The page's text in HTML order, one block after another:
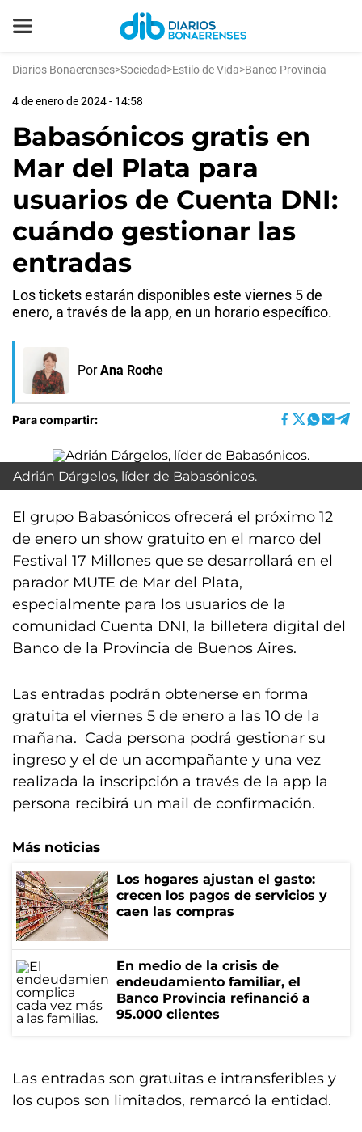
Diarios Bonaerenses>Sociedad>Estilo de Vida>Banco Provincia
4 de enero de 2024 - 14:58
Babasónicos gratis en
Mar del Plata para
usuarios de Cuenta DNI:
cuándo gestionar las
entradas
Los tickets estarán disponibles este viernes 5 de
enero, a través de la app, en un horario específico.
Por Ana Roche
Para compartir:
Adrián Dárgelos, líder de Babasónicos.
El grupo Babasónicos ofrecerá el próximo 12
de enero un show gratuito en el marco del
Festival 17 Millones que se desarrollará en el
parador MUTE de Mar del Plata,
especialmente para los usuarios de la
comunidad Cuenta DNI, la billetera digital del
Banco de la Provincia de Buenos Aires.
Las entradas podrán obtenerse en forma
gratuita el viernes 5 de enero a las 10 de la
mañana. Cada persona podrá gestionar su
ingreso y el de un acompañante y una vez
realizada la inscripción a través de la app la
persona recibirá un mail de confirmación.
Más noticias
Los hogares ajustan el gasto:
crecen los pagos de servicios y
caen las compras
En medio de la crisis de
endeudamiento familiar, el
Banco Provincia refinanció a
95.000 clientes
Las entradas son gratuitas e intransferibles y
los cupos son limitados, remarcó la entidad.